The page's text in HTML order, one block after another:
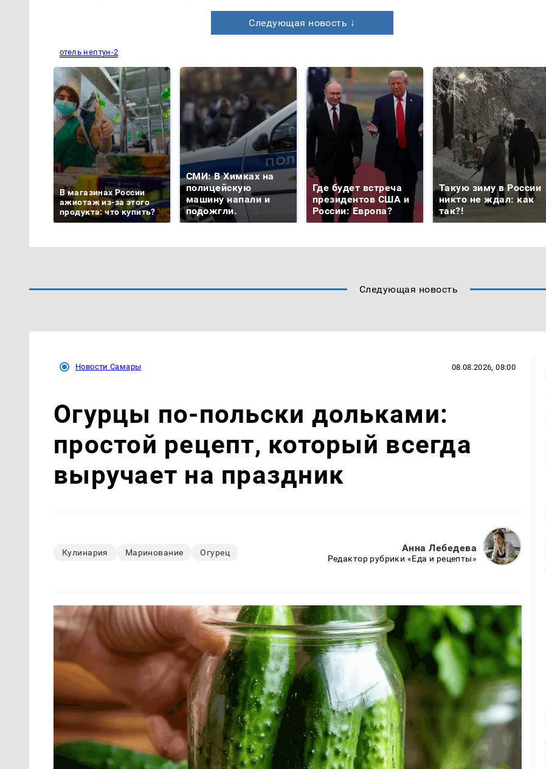
Следующая новость ↓
отель нептун-2
В магазинах России
ажиотаж из-за этого
продукта: что купить?
СМИ: В Химках на
полицейскую
машину напали и
подожгли.
Где будет встреча
президентов США и
России: Европа?
Такую зиму в России
никто не ждал: как
так?!
Следующая новость
Новости Самары 08.08.2026, 08:00
Огурцы по‑польски дольками:
простой рецепт, который всегда
выручает на праздник
Кулинария Маринование Огурец Анна Лебедева
Редактор рубрики «Еда и рецепты»